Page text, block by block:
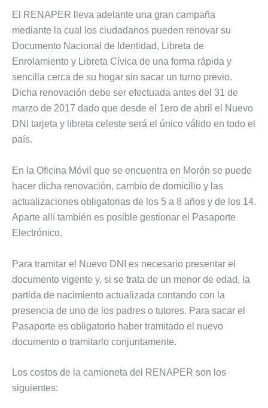
El RENAPER lleva adelante una gran campaña
mediante la cual los ciudadanos pueden renovar su
Documento Nacional de Identidad, Libreta de
Enrolamiento y Libreta Cívica de una forma rápida y
sencilla cerca de su hogar sin sacar un turno previo.
Dicha renovación debe ser efectuada antes del 31 de
marzo de 2017 dado que desde el 1ero de abril el Nuevo
DNI tarjeta y libreta celeste será el único válido en todo el
país.
En la Oficina Móvil que se encuentra en Morón se puede
hacer dicha renovación, cambio de domicilio y las
actualizaciones obligatorias de los 5 a 8 años y de los 14.
Aparte allí también es posible gestionar el Pasaporte
Electrónico.
Para tramitar el Nuevo DNI es necesario presentar el
documento vigente y, si se trata de un menor de edad, la
partida de nacimiento actualizada contando con la
presencia de uno de los padres o tutores. Para sacar el
Pasaporte es obligatorio haber tramitado el nuevo
documento o tramitarlo conjuntamente.
Los costos de la camioneta del RENAPER son los
siguientes: